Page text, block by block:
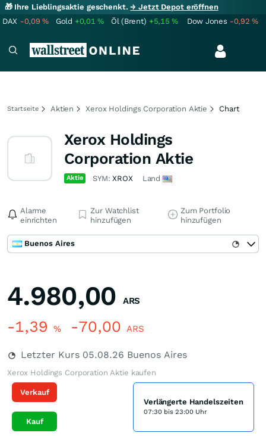
🎁 Ihre Lieblingsaktie geschenkt.→ Jetzt Depot eröffnen
DAX -0,09% Gold +0,01% Öl (Brent) +5,15% Dow Jones -0,92%
Startseite Aktien Xerox Holdings Corporation Aktie Chart
Xerox Holdings
Corporation Aktie
Aktie SYM:XROX Land
Alarme
einrichten
Zur Watchlist
hinzufügen
Zum Portfolio
hinzufügen
Buenos Aires
4.980,00 ARS
-1,39 % -70,00 ARS
Letzter Kurs 05.08.26 Buenos Aires
Xerox Holdings Corporation Aktie kaufen
Verkauf
Kauf
Verlängerte Handelszeiten
07:30 bis 23:00 Uhr